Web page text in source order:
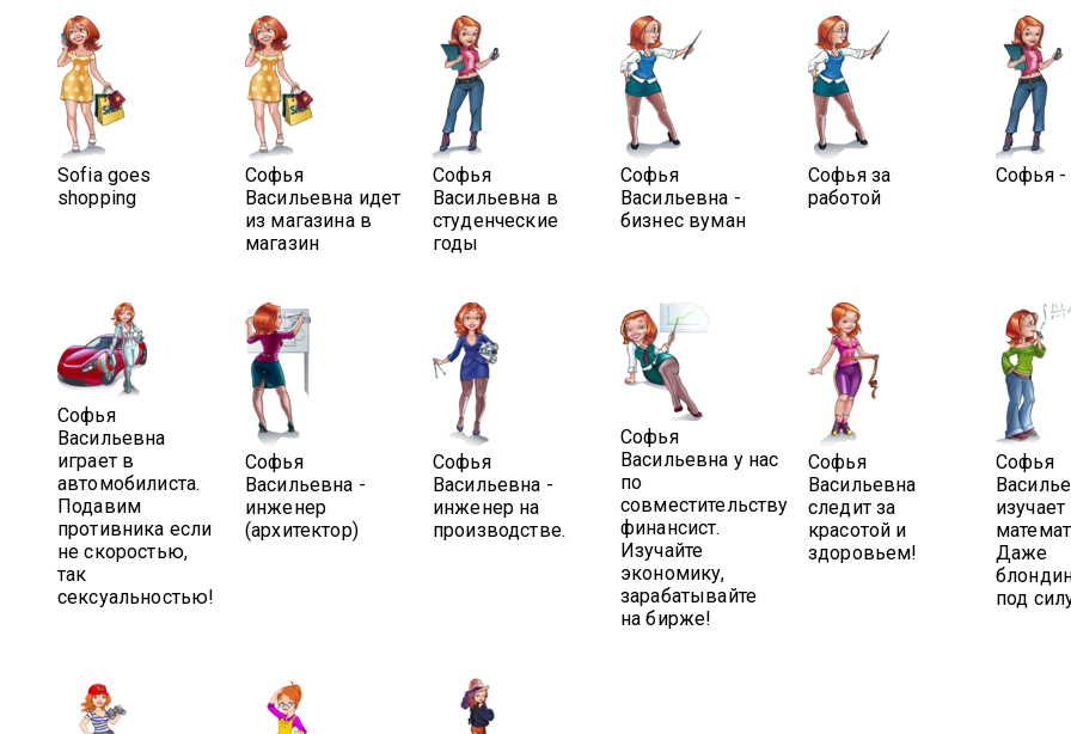
Sofia goes
shopping
Софья
Васильевна идет
из магазина в
магазин
Софья
Васильевна в
студенческие
годы
Софья
Васильевна -
бизнес вуман
Софья за
работой
Софья -
Софья
Васильевна
играет в
автомобилиста.
Подавим
противника если
не скоростью,
так
сексуальностью!
Софья
Васильевна -
инженер
(архитектор)
Софья
Васильевна -
инженер на
производстве.
Софья
Васильевна у нас
по
совместительству
финансист.
Изучайте
экономику,
зарабатывайте
на бирже!
Софья
Васильевна
следит за
красотой и
здоровьем!
Софья
изучает
Даже
под